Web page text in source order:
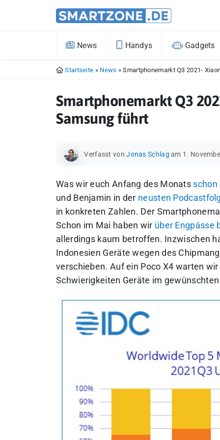
News Handys Gadgets
Startseite » News »Smartphonemarkt Q3 2021-
Smartphonemarkt Q3
Samsung führt
Verfasst von Jonas Schlag am 1.
Was wir euch Anfang des Monats schon
und Benjamin in der neusten
in konkreten Zahlen. Der
Schon im Mai haben wir über Engpässe
allerdings kaum betroffen. Inzwischen
Indonesien Geräte wegen des
verschieben. Auf ein Poco X4 warten
Schwierigkeiten Geräte im